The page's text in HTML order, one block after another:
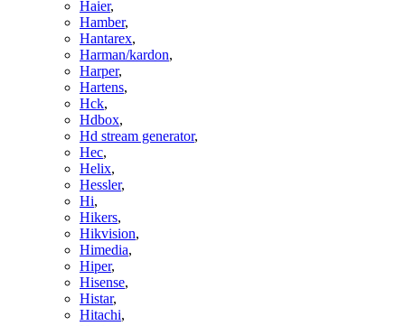
Haier,
Hamber,
Hantarex,
Harman/kardon,
Harper,
Hartens,
Hck,
Hdbox,
Hd stream generator,
Hec,
Helix,
Hessler,
Hi,
Hikers,
Hikvision,
Himedia,
Hiper,
Hisense,
Histar,
Hitachi,